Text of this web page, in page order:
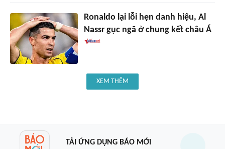
Ronaldo lại lỗi hẹn danh hiệu, Al
Nassr gục ngã ở chung kết châu Á
XEM THÊM
TẢI ỨNG DỤNG BÁO MỚI